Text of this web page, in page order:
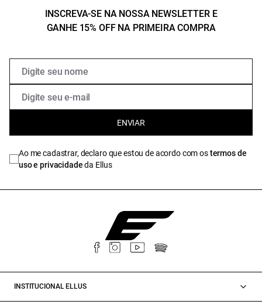
INSCREVA-SE NA NOSSA NEWSLETTER E
GANHE 15% OFF NA PRIMEIRA COMPRA
ENVIAR
Ao me cadastrar, declaro que estou de acordo com ostermos de
uso e privacidadeda Ellus
INSTITUCIONAL ELLUS